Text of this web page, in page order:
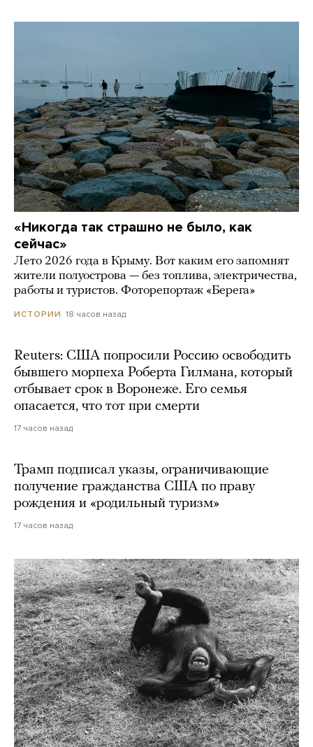
«Никогда так страшно не было, как
сейчас»
Лето 2026 года в Крыму. Вот каким его запомнят
жители полуострова — без топлива, электричества,
работы и туристов. Фоторепортаж «Берега»
ИСТОРИИ 18 часов назад
Reuters: США попросили Россию освободить
бывшего морпеха Роберта Гилмана, который
отбывает срок в Воронеже. Его семья
опасается, что тот при смерти
17 часов назад
Трамп подписал указы, ограничивающие
получение гражданства США по праву
рождения и «родильный туризм»
17 часов назад